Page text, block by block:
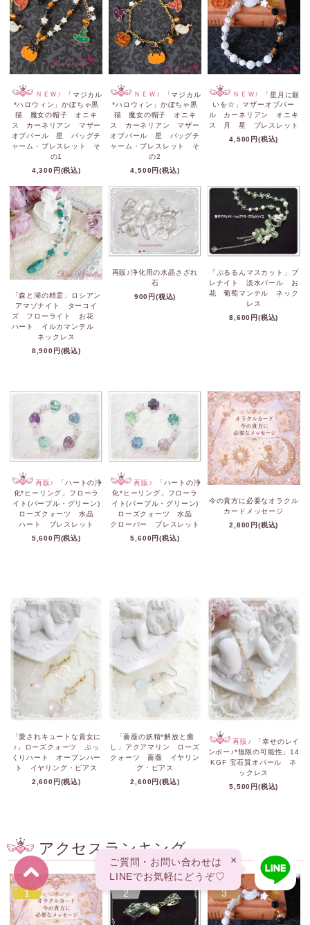
ＮＥＷ♪
「マジカル
*ハロウィン」かぼちゃ黒
猫 魔女の帽子 オニキ
ス カーネリアン マザー
オブパール 星 バッグチ
ャーム・ブレスレット そ
の1
4,300円(税込)
ＮＥＷ♪
「マジカル
*ハロウィン」かぼちゃ黒
猫 魔女の帽子 オニキ
ス カーネリアン マザー
オブパール 星 バッグチ
ャーム・ブレスレット そ
の2
4,500円(税込)
ＮＥＷ♪
「星月に願
いを☆」マザーオブパー
ル カーネリアン オニキ
ス 月 星 ブレスレット
4,500円(税込)
「森と湖の精霊」ロシアン
アマゾナイト ターコイ
ズ フローライト お花
ハート イルカマンテル
ネックレス
8,900円(税込)
再販♪浄化用の水晶さざれ
石
900円(税込)
「ぷるるんマスカット」プ
レナイト 淡水パール お
花 葡萄マンテル ネック
レス
8,600円(税込)
再販♪
「ハートの浄
化*ヒーリング」フローラ
イト(パープル・グリーン)
ローズクォーツ 水晶
ハート ブレスレット
5,600円(税込)
再販♪
「ハートの浄
化*ヒーリング」フローラ
イト(パープル・グリーン)
ローズクォーツ 水晶
クローバー ブレスレット
5,600円(税込)
今の貴方に必要なオラクル
カードメッセージ
2,800円(税込)
「愛されキュートな貴女に
♪」ローズクォーツ ぷっ
くりハート オープンハー
ト イヤリング・ピアス
2,600円(税込)
「薔薇の妖精*解放と癒
し」アクアマリン ローズ
クォーツ 薔薇 イヤリン
グ・ピアス
2,600円(税込)
再販♪
「幸せのレイ
ンボー♪*無限の可能性」14
KGF 宝石質オパール ネ
ックレス
5,500円(税込)
アクセスランキング
1 2 3
ご質問・お問い合わせは
LINEでお気軽にどうぞ♡
×